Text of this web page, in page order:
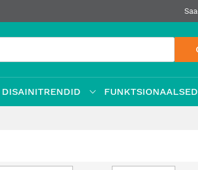
DISAINITRENDID